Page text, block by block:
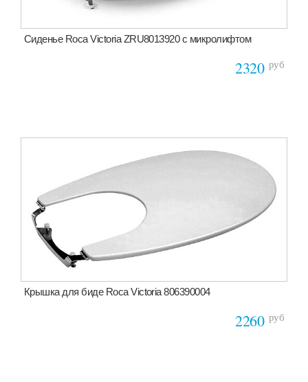
Сиденье Roca Victoria ZRU8013920 с микролифтом
2320 руб
Крышка для биде Roca Victoria 806390004
2260 руб